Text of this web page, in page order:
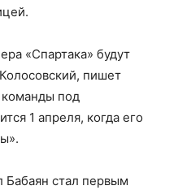
«Спартака» будут
пишет
команды под
1 апреля, когда его
Бабаян стал первым